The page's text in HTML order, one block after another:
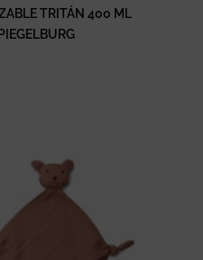
TRITÁN 400 ML